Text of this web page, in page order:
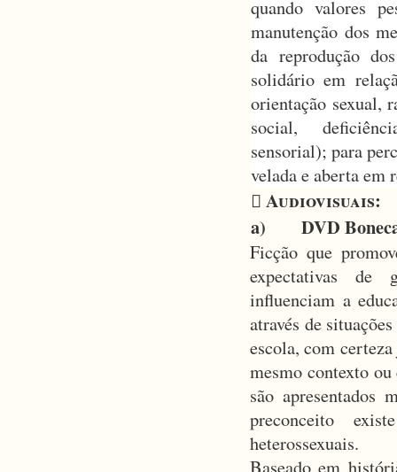
quando valores
manutenção dos
da reprodução
solidário em
orientação sexual,
social,
sensorial); para
velada e aberta em
 Audiovisuais:
a) DVD Boneca
Ficção que
expectativas de
influenciam a
através de
escola, com
mesmo contexto
são apresentados
preconceito
heterossexuais.